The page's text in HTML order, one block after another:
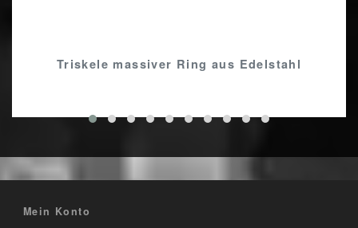
Triskele massiver Ring aus Edelstahl
Mein Konto